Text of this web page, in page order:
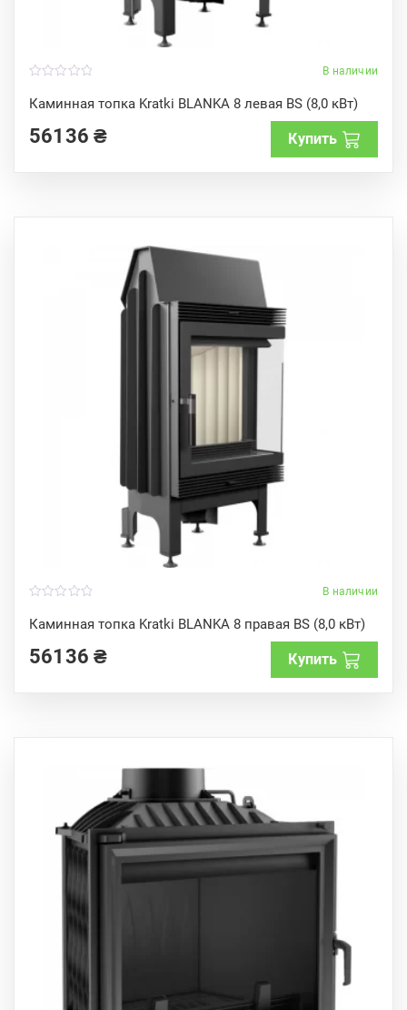
В наличии
Каминная топка Kratki BLANKA 8 левая BS (8,0 кВт)
o
u
o
f56136₴ Купить
В наличии
Каминная топка Kratki BLANKA 8 правая BS (8,0 кВт)
o
u
o
f56136₴ Купить